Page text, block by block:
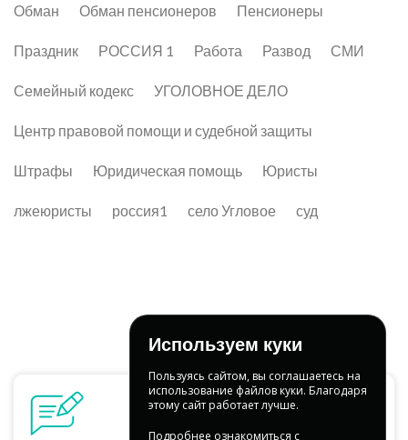
Обман Обман пенсионеров Пенсионеры
Праздник РОССИЯ 1 Работа Развод СМИ
Семейный кодекс УГОЛОВНОЕ ДЕЛО
Центр правовой помощи и судебной защиты
Штрафы Юридическая помощь Юристы
лжеюристы россия1 село Угловое суд
Используем куки
Пользуясь сайтом, вы соглашаетесь на
использование файлов куки. Благодаря
этому сайт работает лучше.
Подробнее ознакомиться с